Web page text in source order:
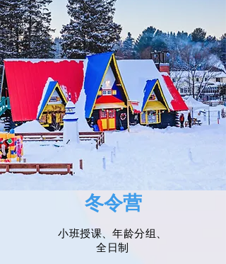
冬令营
小班授课、年龄分组、
全日制